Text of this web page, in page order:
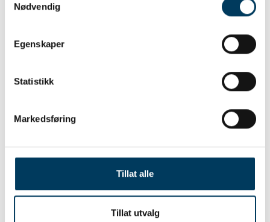
Nødvendig
Egenskaper
Statistikk
Markedsføring
Tillat alle
Tillat utvalg
100.00 NOK